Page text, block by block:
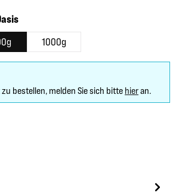
auswählen
1000g
bestellen, melden Sie sich bitte hieran.